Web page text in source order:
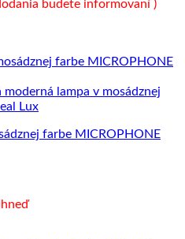
budete informovaní )
farbe MICROPHONE